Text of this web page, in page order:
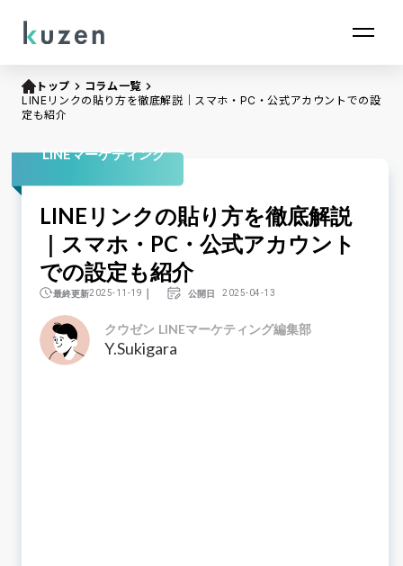
トップ keyboard_arrow_right コラム一覧keyboard_arrow_right
LINEリンクの貼り方を徹底解説｜スマホ・PC・公式アカウントでの設
定も紹介
LINEマーケティング
LINEリンクの貼り方を徹底解説
｜スマホ・PC・公式アカウント
での設定も紹介
最終更新2025-11-19 ｜ 公開日 2025-04-13
クウゼン LINEマーケティング編集部
Y.Sukigara